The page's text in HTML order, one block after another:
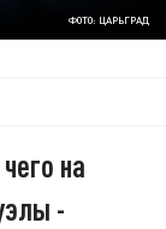
ФОТО: ЦАРЬГРАД
на
-